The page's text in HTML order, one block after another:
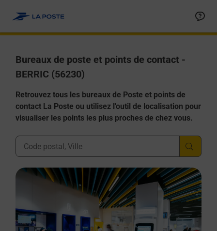
Bureaux de poste et points de contact -
BERRIC (56230)
Retrouvez tous les bureaux de Poste et points de
contact La Poste ou utilisez l'outil de localisation pour
visualiser les points les plus proches de chez vous.
Ville, Département, Code Postal